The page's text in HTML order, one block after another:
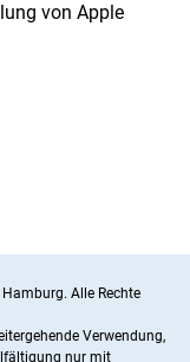
von Apple
Alle Rechte
Verwendung,
nur mit